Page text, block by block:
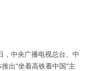
中央广播电视总台、中
出“坐着高铁看中国”主